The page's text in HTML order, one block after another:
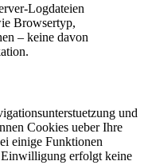
Logdateien
Browsertyp,
– keine davon
und
Cookies ueber Ihre
einige Funktionen
Einwilligung erfolgt keine